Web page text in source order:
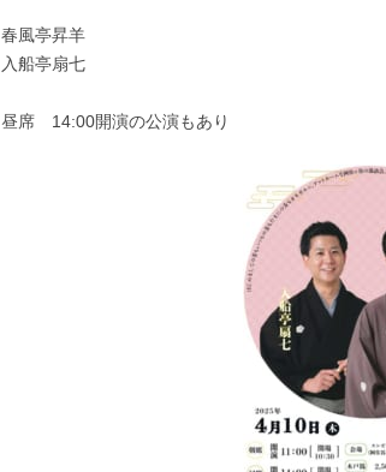
春風亭昇羊
入船亭扇七
昼席 14:00開演の公演もあり